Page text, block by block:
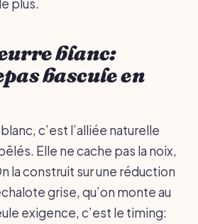
plus.
blanc:
bascule en
c’est l’alliée naturelle
Elle ne cache pas la noix,
la construit sur une réduction
grise, qu’on monte au
exigence, c’est le timing: